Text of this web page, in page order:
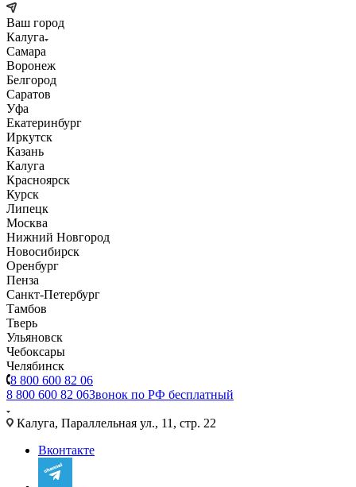
Ваш город
Калуга
Самара
Воронеж
Белгород
Саратов
Уфа
Екатеринбург
Иркутск
Казань
Калуга
Красноярск
Курск
Липецк
Москва
Нижний Новгород
Новосибирск
Оренбург
Пенза
Санкт-Петербург
Тамбов
Тверь
Ульяновск
Чебоксары
Челябинск
8 800 600 82 06
8 800 600 82 06Звонок по РФ бесплатный
Калуга, Параллельная ул., 11, стр. 22
Вконтакте